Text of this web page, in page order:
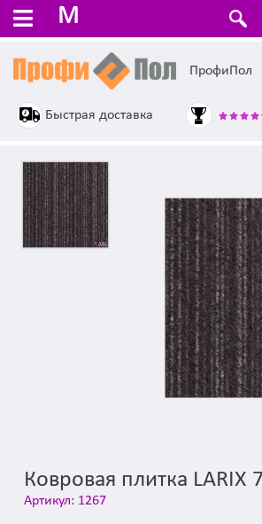
M
ПрофиПол
Быстрая доставка
Ковровая плитка LARIX
Артикул: 1267